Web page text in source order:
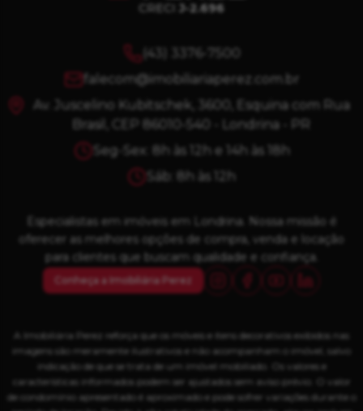
CRECI J-2.696
(43) 3376-7500
falecom@imobiliariaperez.com.br
Av. Juscelino Kubitschek, 3600, Esquina com Rua
Brasil, CEP 86010-540 - Londrina - PR
Seg-Sex: 8h às 12h e 14h às 18h
Sáb: 8h às 12h
Especialistas em imóveis em Londrina. Nossa missão é
oferecer as melhores opções de compra, venda e locação
para clientes que buscam qualidade e confiança.
Conheça a Imobiliária Perez
A Imobiliária Perez reforça que os móveis e itens decorativos exibidos nas
imagens são meramente ilustrativos e não acompanham o imóvel, salvo
indicação de que se trata de um imóvel mobiliado. Os valores e
características informados podem ser ajustados sem aviso prévio. O valor
de condomínio apresentado é aproximado e pode sofrer variações durante o